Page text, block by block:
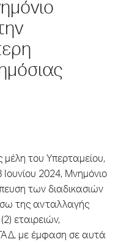
μέλη του Υπερταμείου,
2024, Μνημόνιο
των διαδικασιών
της ανταλλαγής
εταιρειών,
με έμφαση σε αυτά